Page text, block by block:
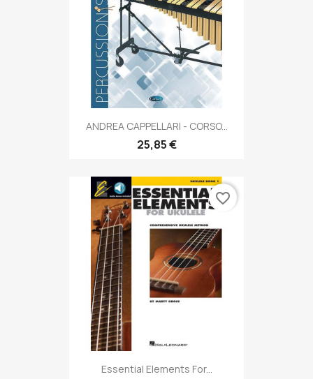
ANDREA CAPPELLARI - CORSO...
25,85 €
Essential Elements For...
favorite_border